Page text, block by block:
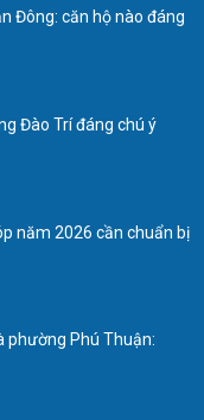
Đông: căn hộ nào đáng
Đào Trí đáng chú ý
năm 2026 cần chuẩn bị
phường Phú Thuận: